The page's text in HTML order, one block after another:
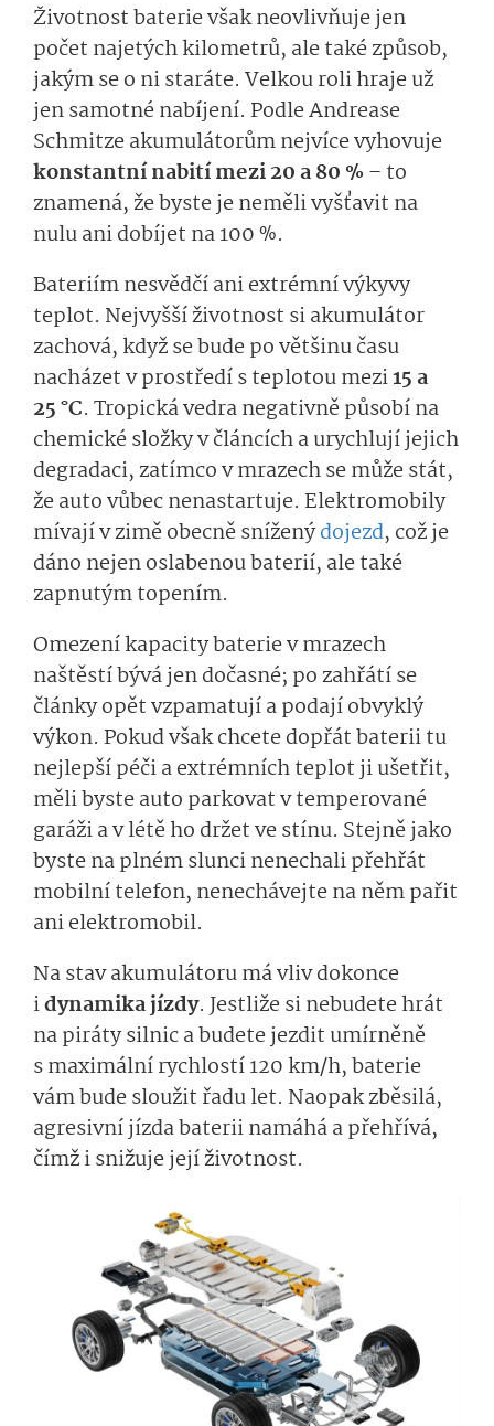
Životnost baterie však neovlivňuje jen
počet najetých kilometrů, ale také způsob,
jakým se o ni staráte. Velkou roli hraje už
jen samotné nabíjení. Podle Andrease
Schmitze akumulátorům nejvíce vyhovuje
konstantní nabití mezi 20 a 80 %– to
znamená, že byste je neměli vyšťavit na
nulu ani dobíjet na 100 %.
Bateriím nesvědčí ani extrémní výkyvy
teplot. Nejvyšší životnost si akumulátor
zachová, když se bude po většinu času
nacházet v prostředí s teplotou mezi15 a
25 °C. Tropická vedra negativně působí na
chemické složky v článcích a urychlují jejich
degradaci, zatímco v mrazech se může stát,
že auto vůbec nenastartuje. Elektromobily
mívají v zimě obecně sníženýdojezd, což je
dáno nejen oslabenou baterií, ale také
zapnutým topením.
Omezení kapacity baterie v mrazech
naštěstí bývá jen dočasné; po zahřátí se
články opět vzpamatují a podají obvyklý
výkon. Pokud však chcete dopřát baterii tu
nejlepší péči a extrémních teplot ji ušetřit,
měli byste auto parkovat v temperované
garáži a v létě ho držet ve stínu. Stejně jako
byste na plném slunci nenechali přehřát
mobilní telefon, nenechávejte na něm pařit
ani elektromobil.
Na stav akumulátoru má vliv dokonce
idynamika jízdy. Jestliže si nebudete hrát
na piráty silnic a budete jezdit umírněně
s maximální rychlostí 120 km/h, baterie
vám bude sloužit řadu let. Naopak zběsilá,
agresivní jízda baterii namáhá a přehřívá,
čímž i snižuje její životnost.